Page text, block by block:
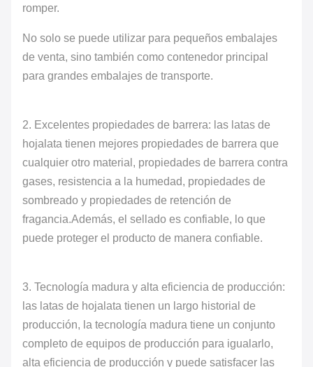
romper.
No solo se puede utilizar para pequeños embalajes
de venta, sino también como contenedor principal
para grandes embalajes de transporte.
2. Excelentes propiedades de barrera: las latas de
hojalata tienen mejores propiedades de barrera que
cualquier otro material, propiedades de barrera contra
gases, resistencia a la humedad, propiedades de
sombreado y propiedades de retención de
fragancia.Además, el sellado es confiable, lo que
puede proteger el producto de manera confiable.
3. Tecnología madura y alta eficiencia de producción:
las latas de hojalata tienen un largo historial de
producción, la tecnología madura tiene un conjunto
completo de equipos de producción para igualarlo,
alta eficiencia de producción y puede satisfacer las